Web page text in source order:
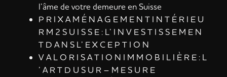
l’âme de votre demeure en Suisse
P R I X A M É N A G E M E N T I N T É R I E U
R M 2 S U I S S E : L’ I N V E S T I S S E M E N
T D A N S L’ E X C E P T I O N
V A L O R I S A T I O N I M M O B I L I È R E : L
’ A R T D U S U R – M E S U R E